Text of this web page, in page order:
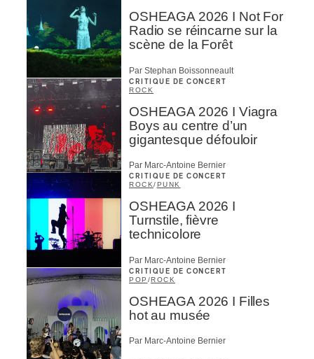
OSHEAGA 2026 I Not For
Radio se réincarne sur la
scène de la Forêt
Par Stephan Boissonneault
CRITIQUE DE CONCERT
ROCK
OSHEAGA 2026 I Viagra
Boys au centre d’un
gigantesque défouloir
Par Marc-Antoine Bernier
CRITIQUE DE CONCERT
ROCK/PUNK
OSHEAGA 2026 I
Turnstile, fièvre
technicolore
Par Marc-Antoine Bernier
CRITIQUE DE CONCERT
POP /ROCK
OSHEAGA 2026 I Filles
hot au musée
Par Marc-Antoine Bernier